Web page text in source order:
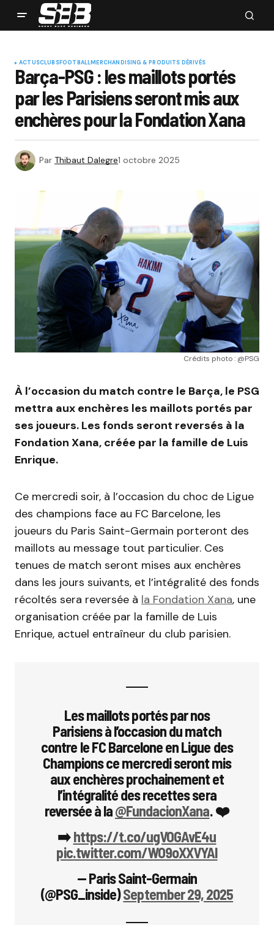
ACTUSCLUBSFOOTBALLMERCHANDISING & PRODUITS DÉRIVÉS
Barça-PSG : les maillots portés
par les Parisiens seront mis aux
enchères pour la Fondation Xana
Par Thibaut Dalegre1 octobre 2025
Crédits photo : @PSG
À l’occasion du match contre le Barça, le PSG
mettra aux enchères les maillots portés par
ses joueurs. Les fonds seront reversés à la
Fondation Xana, créée par la famille de Luis
Enrique.
Ce mercredi soir, à l’occasion du choc de Ligue
des champions face au FC Barcelone, les
joueurs du Paris Saint-Germain porteront des
maillots au message tout particulier. Ces
tenues de match seront mises aux enchères
dans les jours suivants, et l’intégralité des fonds
récoltés sera reversée à la Fondation Xana, une
organisation créée par la famille de Luis
Enrique, actuel entraîneur du club parisien.
Les maillots portés par nos
Parisiens à l’occasion du match
contre le FC Barcelone en Ligue des
Champions ce mercredi seront mis
aux enchères prochainement et
l’intégralité des recettes sera
reversée à la@FundacionXana. ❤️
➡️https://t.co/ugVOGAvE4u
pic.twitter.com/WO9oXXVYAl
— Paris Saint-Germain
(@PSG_inside)September 29, 2025